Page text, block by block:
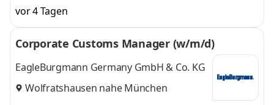
vor 4 Tagen
Corporate Customs Manager (w/m/d)
EagleBurgmann Germany GmbH & Co. KG
Wolfratshausen nahe München